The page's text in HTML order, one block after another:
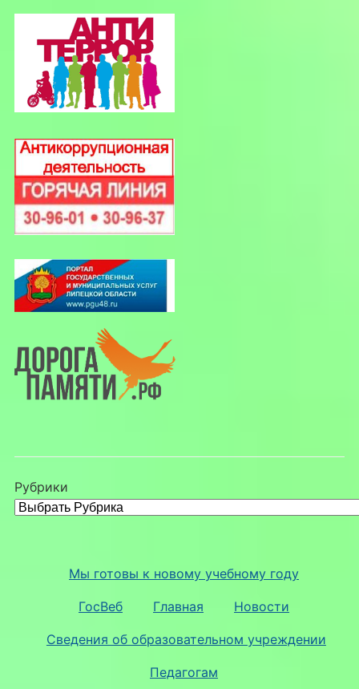
Рубрики
Мы готовы к новому учебному году
ГосВеб Главная Новости
Сведения об образовательном учреждении
Педагогам